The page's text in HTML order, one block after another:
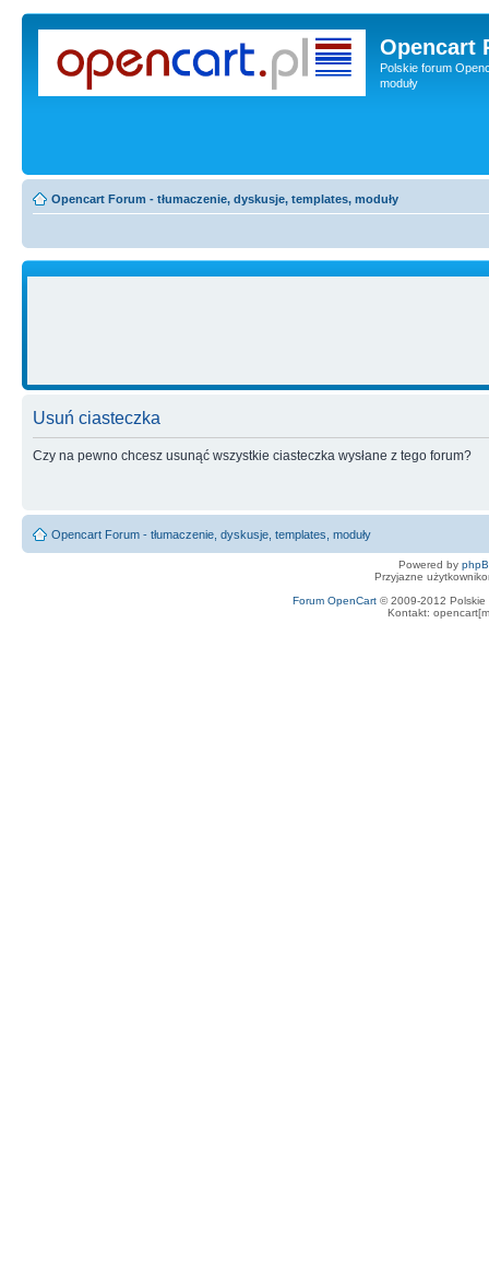
Opencart
Polskie forum
moduły
Opencart Forum - tłumaczenie, dyskusje, templates, moduły
Usuń ciasteczka
Czy na pewno chcesz usunąć wszystkie ciasteczka wysłane z tego forum?
Opencart Forum - tłumaczenie, dyskusje, templates, moduły
Powered by
Przyjazne
Forum OpenCart© 2009-2012 Polskie
Kontakt: